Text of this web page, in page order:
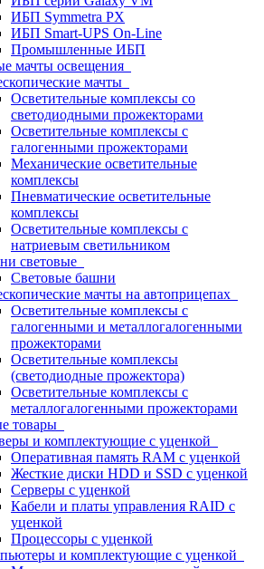
ИБП Symmetra PX
ИБП Smart-UPS On-Line
Промышленные ИБП
мачты освещения
мачты
Осветительные комплексы со
светодиодными прожекторами
Осветительные комплексы с
галогенными прожекторами
Механические осветительные
комплексы
Пневматические осветительные
комплексы
Осветительные комплексы с
натриевым светильником
световые
Световые башни
мачты на автоприцепах
Осветительные комплексы с
галогенными и металлогалогенными
прожекторами
Осветительные комплексы
(светодиодные прожектора)
Осветительные комплексы с
металлогалогенными прожекторами
товары
и комплектующие с уценкой
Оперативная память RAM с уценкой
Жесткие диски HDD и SSD с уценкой
Серверы с уценкой
Кабели и платы управления RAID с
уценкой
Процессоры с уценкой
и комплектующие с уценкой